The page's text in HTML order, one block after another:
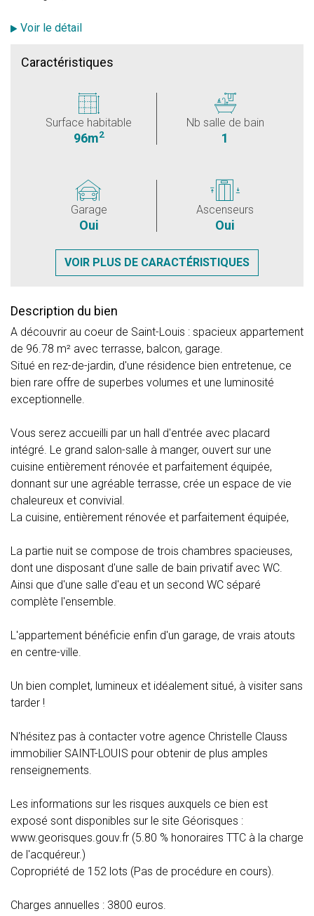
Voir le détail
Caractéristiques
Surface habitable
96m2
Nb salle de bain
1
Garage
Oui
Ascenseurs
Oui
VOIR PLUS DE CARACTÉRISTIQUES
Description du bien
A découvrir au coeur de Saint-Louis : spacieux appartement
de 96.78 m² avec terrasse, balcon, garage.
Situé en rez-de-jardin, d'une résidence bien entretenue, ce
bien rare offre de superbes volumes et une luminosité
exceptionnelle.
Vous serez accueilli par un hall d'entrée avec placard
intégré. Le grand salon-salle à manger, ouvert sur une
cuisine entièrement rénovée et parfaitement équipée,
donnant sur une agréable terrasse, crée un espace de vie
chaleureux et convivial.
La cuisine, entièrement rénovée et parfaitement équipée,
La partie nuit se compose de trois chambres spacieuses,
dont une disposant d'une salle de bain privatif avec WC.
Ainsi que d'une salle d'eau et un second WC séparé
complète l'ensemble.
L'appartement bénéficie enfin d'un garage, de vrais atouts
en centre-ville.
Un bien complet, lumineux et idéalement situé, à visiter sans
tarder !
N'hésitez pas à contacter votre agence Christelle Clauss
immobilier SAINT-LOUIS pour obtenir de plus amples
renseignements.
Les informations sur les risques auxquels ce bien est
exposé sont disponibles sur le site Géorisques :
www.georisques.gouv.fr (5.80 % honoraires TTC à la charge
de l'acquéreur.)
Copropriété de 152 lots (Pas de procédure en cours).
Charges annuelles : 3800 euros.